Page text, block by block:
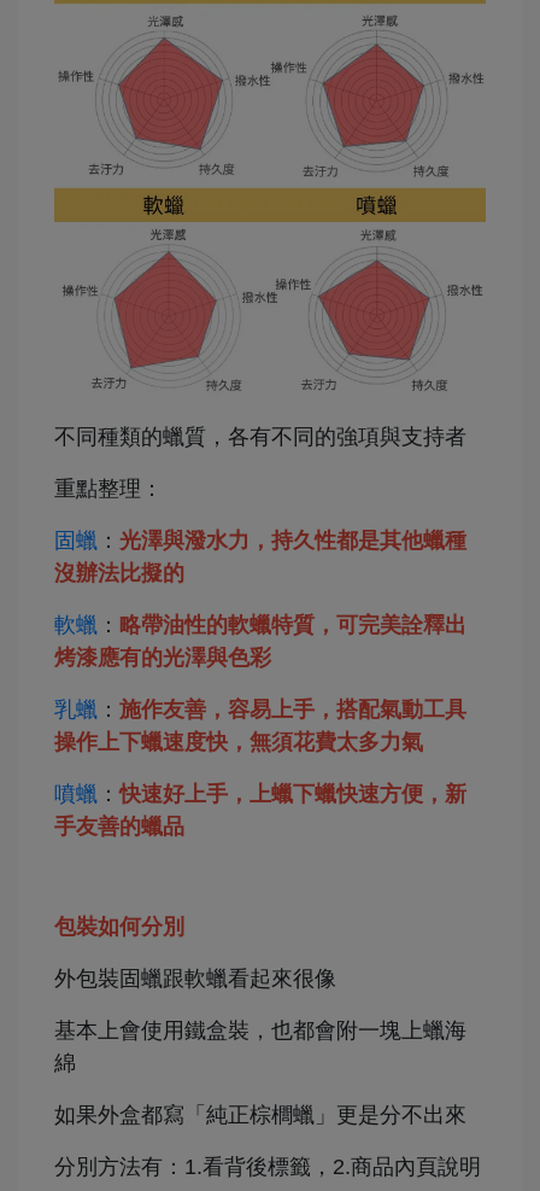
不同種類的蠟質，各有不同的強項與支持者
重點整理：
固蠟 ： 光澤與潑水力，持久性都是其他蠟種
沒辦法比擬的
軟蠟 ： 略帶油性的軟蠟特質，可完美詮釋出
烤漆應有的光澤與色彩
乳蠟 ： 施作友善，容易上手，搭配氣動工具
操作上下蠟速度快，無須花費太多力氣
噴蠟 ：快速好上手，上蠟下蠟快速方便， 新
手友善的蠟品
包裝如何分別
外包裝固蠟跟軟蠟看起來很像
基本上會使用鐵盒裝，也都會附一塊上蠟海
綿
如果外盒都寫「純正棕櫚蠟」更是分不出來
分別方法有：1.看背後標籤，2.商品內頁說明